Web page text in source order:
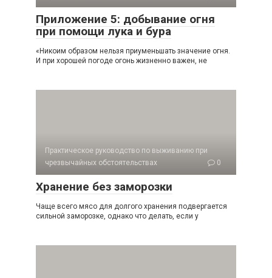
Приложение 5: добывание огня
при помощи лука и бура
«Никоим образом нельзя приуменьшать значение огня.
И при хорошей погоде огонь жизненно важен, не
Практическое руководство по выживанию при
чрезвычайных обстоятельствах
0
Хранение без заморозки
Чаще всего мясо для долгого хранения подвергается
сильной замо­розке, однако что делать, если у